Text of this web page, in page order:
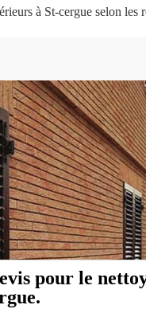
à St-cergue selon les
pour le